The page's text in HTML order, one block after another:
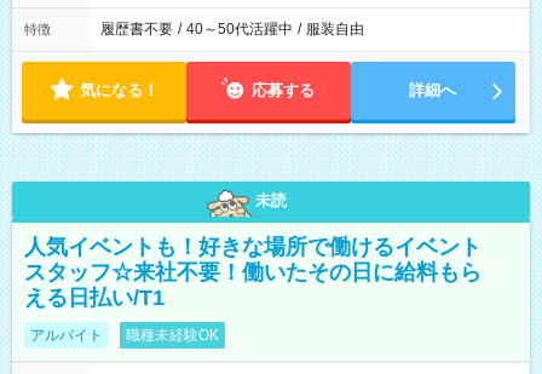
特徴 履歴書不要 / 40～50代活躍中 / 服装自由
気になる！ 応募する 詳細へ
未読
人気イベントも！好きな場所で働けるイベント
スタッフ☆来社不要！働いたその日に給料もら
える日払い/T1
アルバイト 職種未経験OK